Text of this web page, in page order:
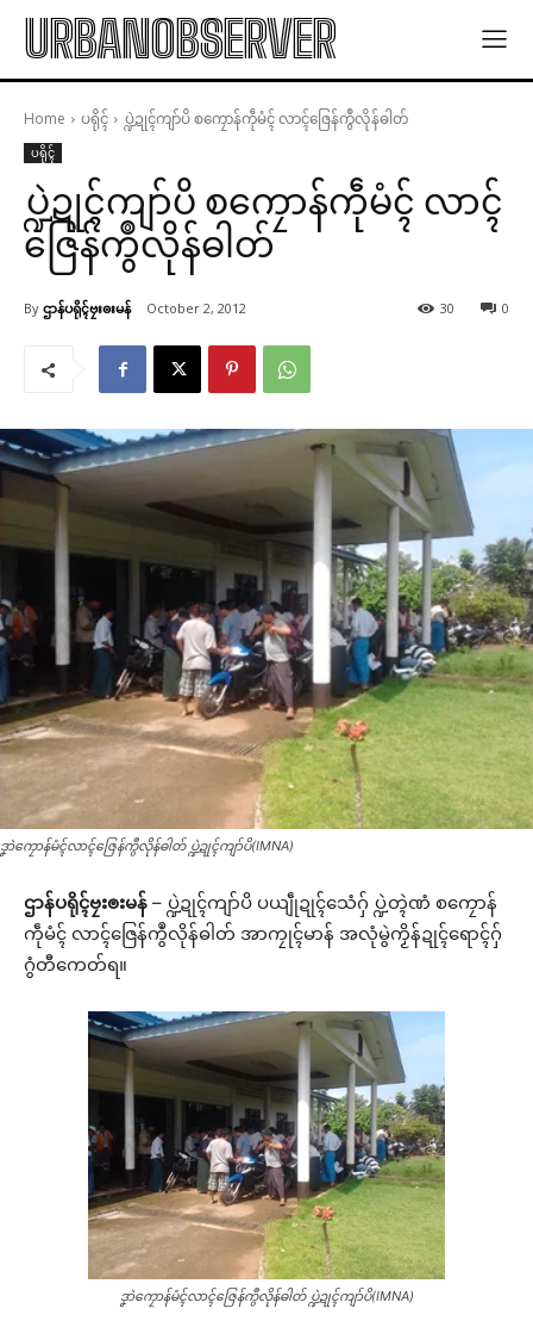
URBANOBSERVER
Home ပရိုၚ် ပ္ဍဲဍုၚ်ကျာ်ပိ စကၠောန်ကဵုမံၚ် လာၚ်ဇြေန်ကွဳလိုန်ဓါတ်
ပရိုၚ်
ပ္ဍဲဍုၚ်ကျာ်ပိ စကၠောန်ကဵုမံၚ် လာၚ်
ဇြေန်ကွဳလိုန်ဓါတ်
By ဌာန်ပရိုၚ်ဗၠးၜးမန် October 2, 2012 0
30
ဒၞာဲကၠောန်မံၚ်လာၚ်ဇြေန်ကွဳလိုန်ဓါတ် ပ္ဍဲဍုၚ်ကျာ်ပိ(IMNA)
ဌာန်ပရိုၚ်ဗၠးၜးမန် – ပ္ဍဲဍုၚ်ကျာ်ပိ ပယျဵုဍုၚ်သေံဂှ် ပ္ဍဲတ္ၚဲဏံ စကၠောန်
ကဵုမံၚ် လာၚ်ဇြေန်ကွဳလိုန်ဓါတ် အာကၠုၚ်မာန် အလုံမွဲကၟိန်ဍုၚ်ရောၚ်ဂှ်
ဂွံတီကေတ်ရ။
ဒၞာဲကၠောန်မံၚ်လာၚ်ဇြေန်ကွဳလိုန်ဓါတ် ပ္ဍဲဍုၚ်ကျာ်ပိ(IMNA)